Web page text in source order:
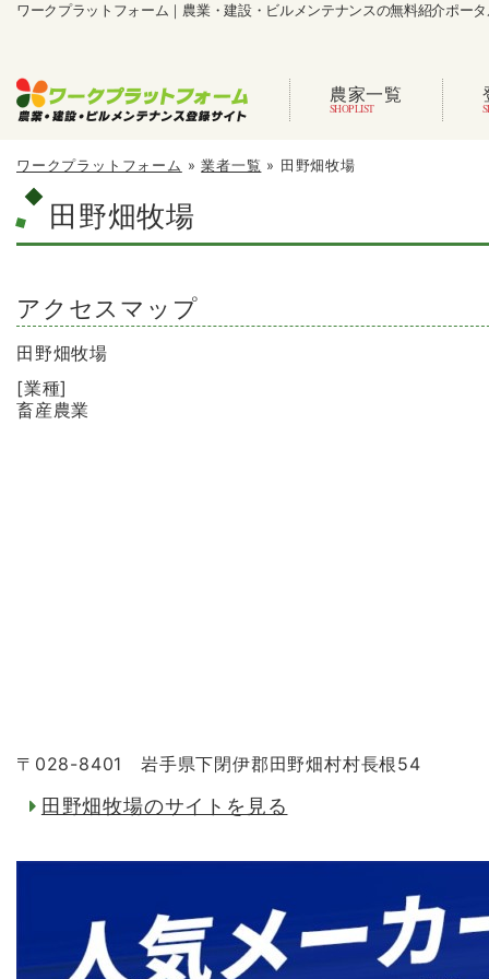
ワークプラットフォーム｜農業・建設・ビルメンテナンスの無料紹介ポー
農家一覧
ワークプラットフォーム »業者一覧 » 田野畑牧場
田野畑牧場
アクセスマップ
田野畑牧場
[業種]
畜産農業
〒028-8401 岩手県下閉伊郡田野畑村村長根54
田野畑牧場のサイトを見る